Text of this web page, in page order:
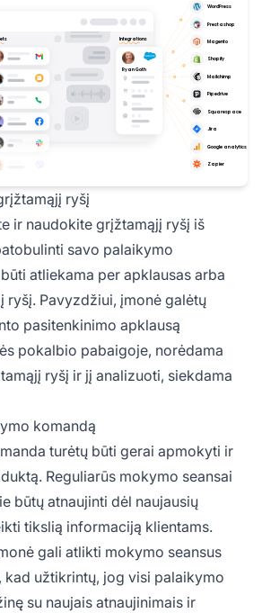
ryšį
ir naudokite grįžtamąjį ryšį iš
savo palaikymo
atliekama per apklausas arba
ryšį. Pavyzdžiui, įmonė galėtų
pasitenkinimo apklausą
pokalbio pabaigoje, norėdama
ryšį ir jį analizuoti, siekdama
komandą
turėtų būti gerai apmokyti ir
Reguliarūs mokymo seansai
būtų atnaujinti dėl naujausių
tikslią informaciją klientams.
gali atlikti mokymo seansus
kad užtikrintų, jog visi palaikymo
su naujais atnaujinimais ir